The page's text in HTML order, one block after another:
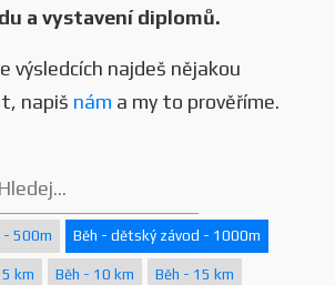
a vystavení diplomů.
výsledcích najdeš nějakou
napiš nám a my to prověříme.
- 500m Běh - dětský závod - 1000m
km Běh - 10 km Běh - 15 km